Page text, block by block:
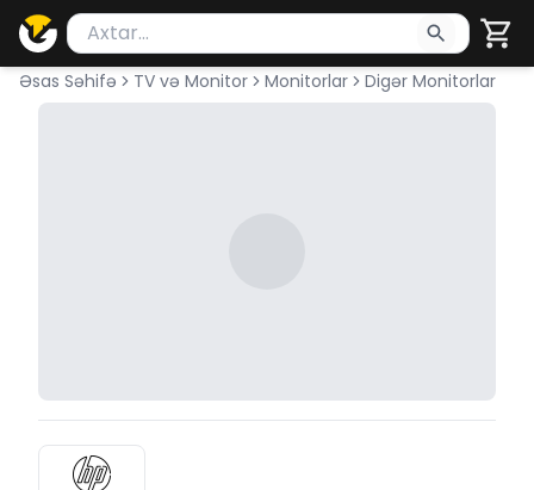
Məhsul axtar
Axtarış üçün ən azı 2 simvol yazın. Göndərmək
Əsas Səhifə TV və Monitor Monitorlar Digər Monitorlar